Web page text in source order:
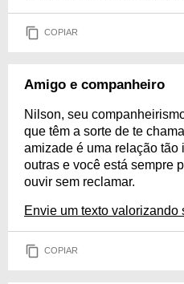
COPIAR
Amigo e companheiro
Nilson, seu
que têm a sorte de te
amizade é uma relação tão
outras e você está sempre
ouvir sem reclamar.
Envie um texto
COPIAR